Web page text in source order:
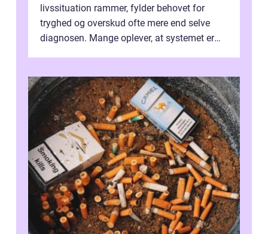
livssituation rammer, fylder behovet for
tryghed og overskud ofte mere end selve
diagnosen. Mange oplever, at systemet er